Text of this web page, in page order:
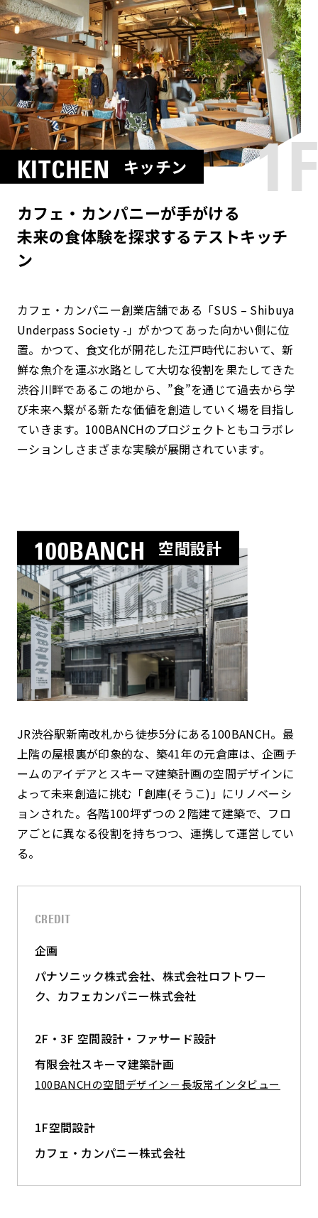
KITCHEN キッチン
カフェ・カンパニーが手がける
未来の食体験を探求するテストキッチ
ン
1F
カフェ・カンパニー創業店舗である「SUS – Shibuya
Underpass Society -」がかつてあった向かい側に位
置。かつて、食文化が開花した江戸時代において、新
鮮な魚介を運ぶ水路として大切な役割を果たしてきた
渋谷川畔であるこの地から、”食”を通じて過去から学
び未来へ繋がる新たな価値を創造していく場を目指し
ていきます。100BANCHのプロジェクトともコラボレ
ーションしさまざまな実験が展開されています。
100BANCH 空間設計
JR渋谷駅新南改札から徒歩5分にある100BANCH。最
上階の屋根裏が印象的な、築41年の元倉庫は、企画チ
ームのアイデアとスキーマ建築計画の空間デザインに
よって未来創造に挑む「創庫(そうこ)」にリノベーシ
ョンされた。各階100坪ずつの２階建て建築で、フロ
アごとに異なる役割を持ちつつ、連携して運営してい
る。
CREDIT
企画
パナソニック株式会社、株式会社ロフトワー
ク、カフェカンパニー株式会社
2F・3F 空間設計・ファサード設計
有限会社スキーマ建築計画
100BANCHの空間デザイン－長坂常インタビュー
1F空間設計
カフェ・カンパニー株式会社